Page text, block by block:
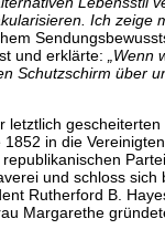
Ich zeige
und erklärte:
„Wenn
Schutzschirm über
letztlich
in die
und schloss sich
Rutherford B.
Margarethe